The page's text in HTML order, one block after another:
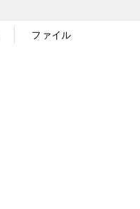
ファイル